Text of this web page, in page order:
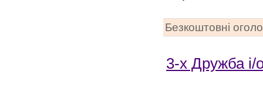
Безкоштовні
3-х Дружба і/